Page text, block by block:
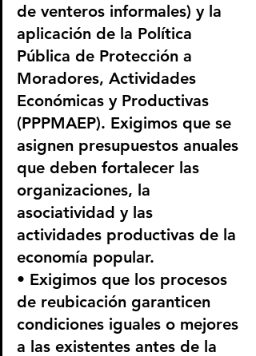
de venteros informales) y la
aplicación de la Política
Pública de Protección a
Moradores, Actividades
Económicas y Productivas
(PPPMAEP). Exigimos que se
asignen presupuestos anuales
que deben fortalecer las
organizaciones, la
asociatividad y las
actividades productivas de la
economía popular.
• Exigimos que los procesos
de reubicación garanticen
condiciones iguales o mejores
a las existentes antes de la